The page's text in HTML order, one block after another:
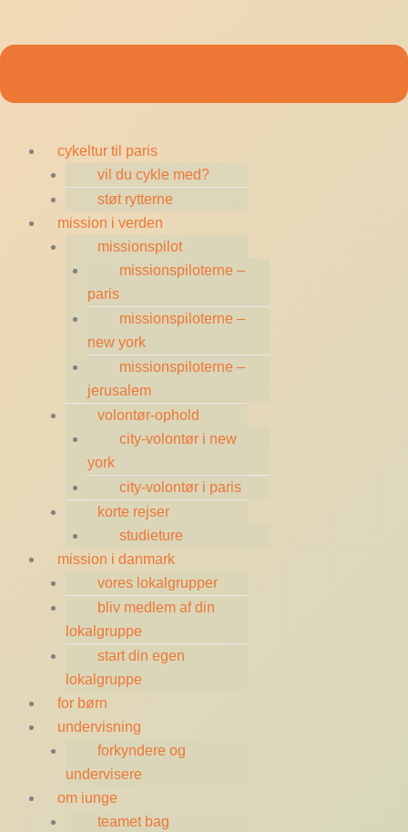
cykeltur til paris
vil du cykle med?
støt rytterne
mission i verden
missionspilot
missionspiloterne –
paris
missionspiloterne –
new york
missionspiloterne –
jerusalem
volontør-ophold
city-volontør i new
york
city-volontør i paris
korte rejser
studieture
mission i danmark
vores lokalgrupper
bliv medlem af din
lokalgruppe
start din egen
lokalgruppe
for børn
undervisning
forkyndere og
undervisere
om iunge
teamet bag